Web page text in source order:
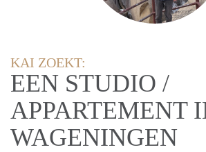
KAI ZOEKT:
EEN STUDIO /
APPARTEMENT
WAGENINGEN